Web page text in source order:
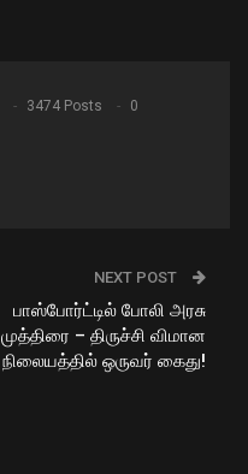
3474 Posts 0
NEXT POST
பாஸ்போர்ட்டில் போலி அரசு
முத்திரை – திருச்சி விமான
நிலையத்தில் ஒருவர் கைது!